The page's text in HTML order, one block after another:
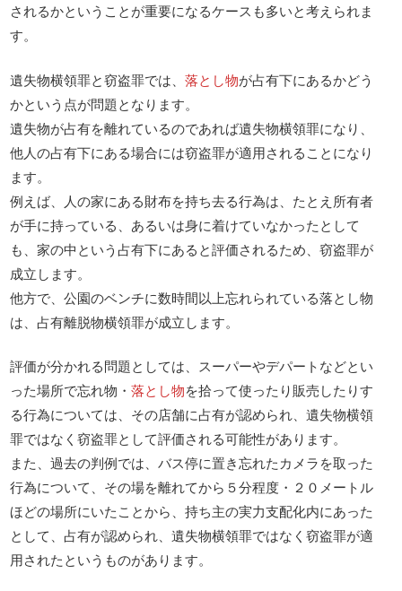
されるかということが重要になるケースも多いと考えられま
す。
遺失物横領罪と窃盗罪では、落とし物が占有下にあるかどう
かという点が問題となります。
遺失物が占有を離れているのであれば遺失物横領罪になり、
他人の占有下にある場合には窃盗罪が適用されることになり
ます。
例えば、人の家にある財布を持ち去る行為は、たとえ所有者
が手に持っている、あるいは身に着けていなかったとして
も、家の中という占有下にあると評価されるため、窃盗罪が
成立します。
他方で、公園のベンチに数時間以上忘れられている落とし物
は、占有離脱物横領罪が成立します。
評価が分かれる問題としては、スーパーやデパートなどとい
った場所で忘れ物・落とし物を拾って使ったり販売したりす
る行為については、その店舗に占有が認められ、遺失物横領
罪ではなく窃盗罪として評価される可能性があります。
また、過去の判例では、バス停に置き忘れたカメラを取った
行為について、その場を離れてから５分程度・２０メートル
ほどの場所にいたことから、持ち主の実力支配化内にあった
として、占有が認められ、遺失物横領罪ではなく窃盗罪が適
用されたというものがあります。